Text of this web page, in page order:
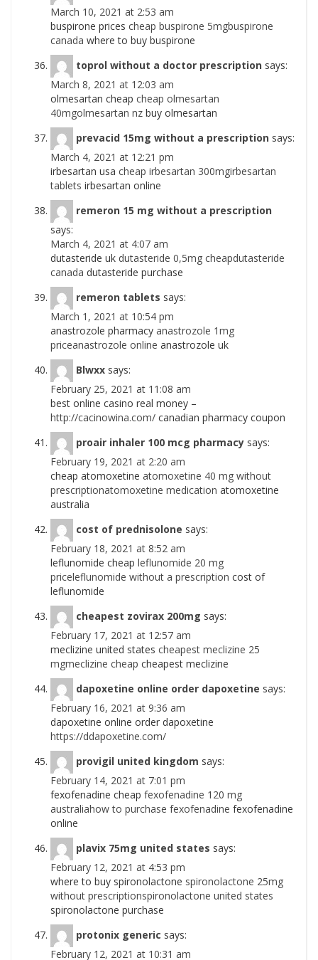
March 10, 2021 at 2:53 am
buspirone prices cheap buspirone 5mgbuspirone
canada where to buy buspirone
toprol without a doctor prescription says:
March 8, 2021 at 12:03 am
olmesartan cheap cheap olmesartan
40mgolmesartan nz buy olmesartan
prevacid 15mg without a prescription says:
March 4, 2021 at 12:21 pm
irbesartan usa cheap irbesartan 300mgirbesartan
tablets irbesartan online
remeron 15 mg without a prescription
says:
March 4, 2021 at 4:07 am
dutasteride uk dutasteride 0,5mg cheapdutasteride
canada dutasteride purchase
remeron tablets says:
March 1, 2021 at 10:54 pm
anastrozole pharmacy anastrozole 1mg
priceanastrozole online anastrozole uk
Blwxx says:
February 25, 2021 at 11:08 am
best online casino real money –
http://cacinowina.com/ canadian pharmacy coupon
proair inhaler 100 mcg pharmacy says:
February 19, 2021 at 2:20 am
cheap atomoxetine atomoxetine 40 mg without
prescriptionatomoxetine medication atomoxetine
australia
cost of prednisolone says:
February 18, 2021 at 8:52 am
leflunomide cheap leflunomide 20 mg
priceleflunomide without a prescription cost of
leflunomide
cheapest zovirax 200mg says:
February 17, 2021 at 12:57 am
meclizine united states cheapest meclizine 25
mgmeclizine cheap cheapest meclizine
dapoxetine online order dapoxetine says:
February 16, 2021 at 9:36 am
dapoxetine online order dapoxetine
https://ddapoxetine.com/
provigil united kingdom says:
February 14, 2021 at 7:01 pm
fexofenadine cheap fexofenadine 120 mg
australiahow to purchase fexofenadine fexofenadine
online
plavix 75mg united states says:
February 12, 2021 at 4:53 pm
where to buy spironolactone spironolactone 25mg
without prescriptionspironolactone united states
spironolactone purchase
protonix generic says:
February 12, 2021 at 10:31 am